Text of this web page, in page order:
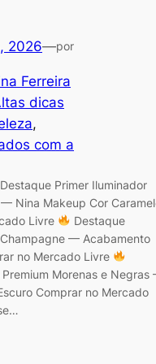
2026—por
Ferreira
dicas
com a
Destaque Primer Iluminador
Nina Makeup Cor
Livre
Destaque
— Acabamento
no Mercado Livre
Morenas e
Comprar no Mercado